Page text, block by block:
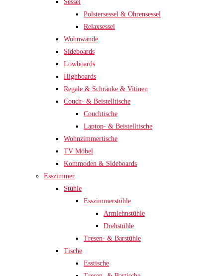
Sessel
Polstersessel & Ohrensessel
Relaxsessel
Wohnwände
Sideboards
Lowboards
Highboards
Regale & Schränke & Vitinen
Couch- & Beistelltische
Couchtische
Laptop- & Beistelltische
Wohnzimmertische
TV Möbel
Kommoden & Sideboards
Esszimmer
Stühle
Esszimmerstühle
Armlehnstühle
Drehstühle
Tresen- & Barstühle
Tische
Esstische